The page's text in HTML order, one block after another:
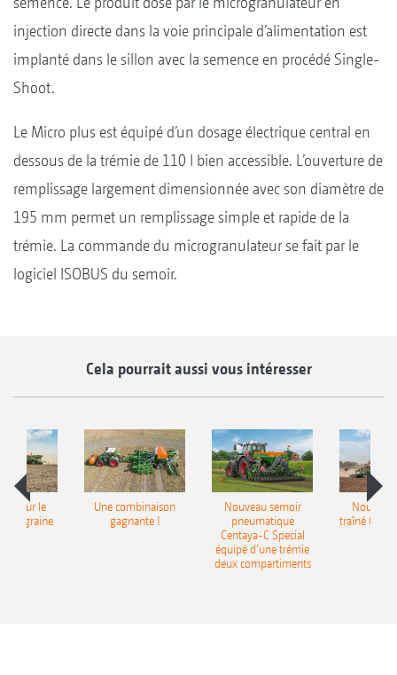
injection directe dans la voie principale d’alimentation est
implanté dans le sillon avec la semence en procédé Single-
Shoot.
Le Micro plus est équipé d’un dosage électrique central en
dessous de la trémie de 110 l bien accessible. L’ouverture de
remplissage largement dimensionnée avec son diamètre de
195 mm permet un remplissage simple et rapide de la
trémie. La commande du microgranulateur se fait par le
logiciel ISOBUS du semoir.
Cela pourrait aussi vous intéresser
pour le
Une combinaison
gagnante !
Nouveau semoir
pneumatique
Centaya-C Special
équipé d’une trémie
deux compartiments
traîné